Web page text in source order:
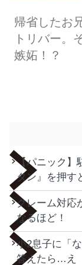
帰省したお
トリバー。
嫉妬！？
【パニック】
タン』を押す
クレーム対応
なるほど！
小2息子に「
答えたら…え